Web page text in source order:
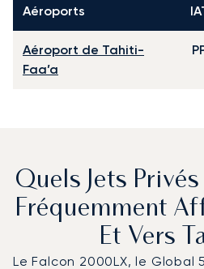
Aéroports
Aéroport de Tahiti-
Faa’a
Quels Jets Privés
Fréquemment
Et Vers
Le Falcon 2000LX, le